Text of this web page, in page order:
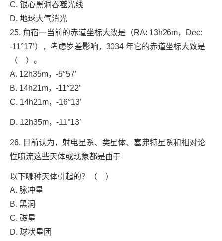
C. 银心黑洞吞噬光线
D. 地球大气消光
25. 角宿一当前的赤道坐标大致是（RA: 13h26m，Dec:
-11°17’），考虑岁差影响，3034 年它的赤道坐标大致是
（ ）。
A. 12h35m，-5°57’
B. 14h21m，-11°22’
C. 14h21m，-16°13’
D. 12h35m，-11°13’
26. 目前认为，射电星系、类星体、塞弗特星系和相对论
性喷流这些天体或现象都是由于
以下哪种天体引起的？（ ）
A. 脉冲星
B. 黑洞
C. 磁星
D. 球状星团